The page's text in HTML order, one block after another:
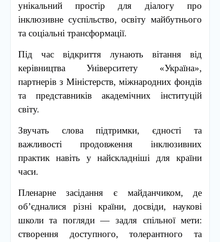
унікальний простір для діалогу про
інклюзивне суспільство, освіту майбутнього
та соціальні трансформації.
Під час відкриття лунають вітання від
керівництва Університету «Україна»,
партнерів з Міністерств, міжнародних фондів
та представників академічних інституцій
світу.
Звучать слова підтримки, єдності та
важливості продовження інклюзивних
практик навіть у найскладніші для країни
часи.
Пленарне засідання є майданчиком, де
об’єдналися різні країни, досвіди, наукові
школи та погляди — задля спільної мети:
створення доступного, толерантного та